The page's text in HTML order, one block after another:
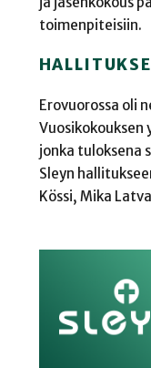
toimenpiteisiin.
Erovuorossa oli
jonka tuloksena
Sleyn
Kössi, Mika